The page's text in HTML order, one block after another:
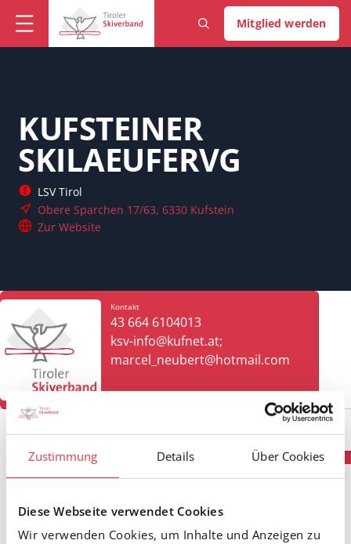
Zustimmung Details Über Cookies
Diese Webseite verwendet Cookies
Wir verwenden Cookies, um Inhalte und Anzeigen zu
Mitglied werden
KUFSTEINER
SKILAEUFERVG
LSV Tirol
Obere Sparchen 17/63, 6330 Kufstein
Zur Website
Kontakt
43 664 6104013
ksv-info@kufnet.at;
marcel_neubert@hotmail.com